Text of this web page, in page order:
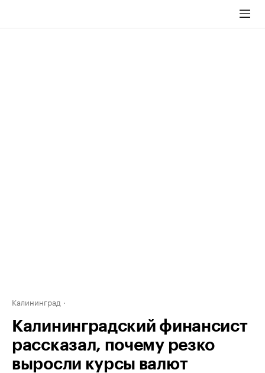
Калининград
Калининградский финансист
рассказал, почему резко
выросли курсы валют